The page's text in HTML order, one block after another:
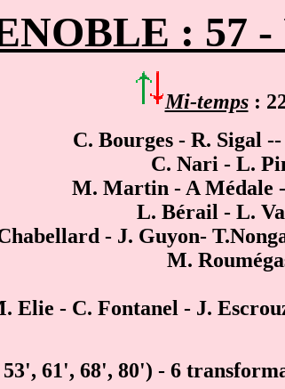
: 57 -
Mi-temps:
C. Bourges -R. Sigal --
C. Nari - L.
M. Martin - A Médale -
L. Bérail - L.
- J. Guyon-
M.
Elie - C. Fontanel - J.
53', 61', 68', 80') - 6